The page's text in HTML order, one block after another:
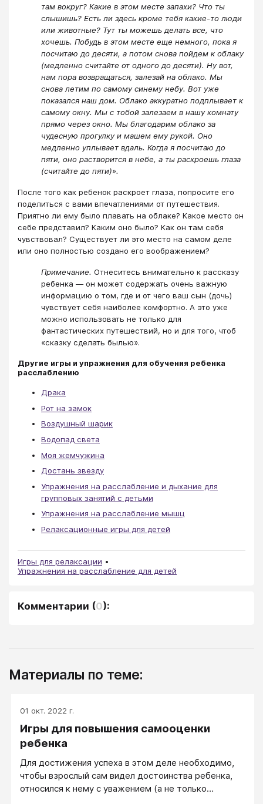
там вокруг? Какие в этом месте запахи? Что ты
слышишь? Есть ли здесь кроме тебя какие-то люди
или животные? Тут ты можешь делать все, что
хочешь. Побудь в этом месте еще немного, пока я
посчитаю до десяти, а потом снова пойдем к облаку
(медленно считайте от одного до десяти). Ну вот,
нам пора возвращаться, залезай на облако. Мы
снова летим по самому синему небу. Вот уже
показался наш дом. Облако аккуратно подплывает к
самому окну. Мы с тобой залезаем в нашу комнату
прямо через окно. Мы благодарим облако за
чудесную прогулку и машем ему рукой. Оно
медленно уплывает вдаль. Когда я посчитаю до
пяти, оно растворится в небе, а ты раскроешь глаза
(считайте до пяти)».
После того как ребенок раскроет глаза, попросите его
поделиться с вами впечатлениями от путешествия.
Приятно ли ему было плавать на облаке? Какое место он
себе представил? Каким оно было? Как он там себя
чувствовал? Существует ли это место на самом деле
или оно полностью создано его воображением?
Примечание. Отнеситесь внимательно к рассказу
ребенка — он может содержать очень важную
информацию о том, где и от чего ваш сын (дочь)
чувствует себя наиболее комфортно. А это уже
можно использовать не только для
фантастических путешествий, но и для того, чтоб
«сказку сделать былью».
Другие игры и упражнения для обучения ребенка
расслаблению
Драка
Рот на замок
Воздушный шарик
Водопад света
Моя жемчужина
Достань звезду
Упражнения на расслабление и дыхание для
групповых занятий с детьми
Упражнения на расслабление мышц
Релаксационные игры для детей
Игры для релаксации
Упражнения на расслабление для детей
Комментарии (0):
Материалы по теме:
01 окт. 2022 г.
Игры для повышения самооценки
ребенка
Для достижения успеха в этом деле необходимо,
чтобы взрослый сам видел достоинства ребенка,
относился к нему с уважением (а не только